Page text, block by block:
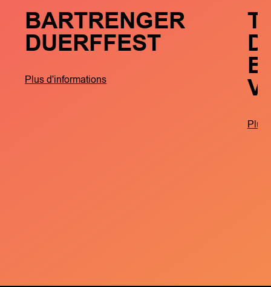
BARTRENGER
DUERFFEST
Plus d'informations
Plus